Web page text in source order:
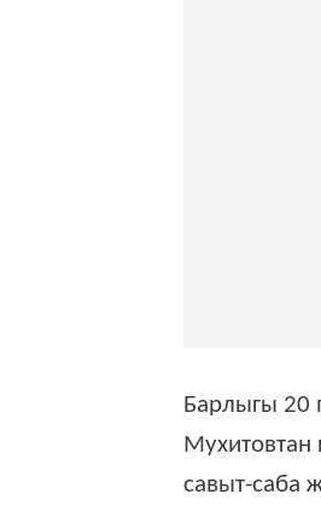
Барлыгы 20
Мухитовтан
савыт-саба